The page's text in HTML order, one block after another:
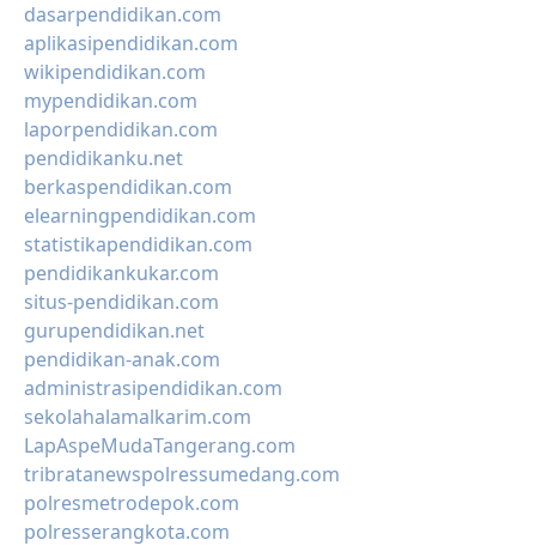
dasarpendidikan.com
aplikasipendidikan.com
wikipendidikan.com
mypendidikan.com
laporpendidikan.com
pendidikanku.net
berkaspendidikan.com
elearningpendidikan.com
statistikapendidikan.com
pendidikankukar.com
situs-pendidikan.com
gurupendidikan.net
pendidikan-anak.com
administrasipendidikan.com
sekolahalamalkarim.com
LapAspeMudaTangerang.com
tribratanewspolressumedang.com
polresmetrodepok.com
polresserangkota.com